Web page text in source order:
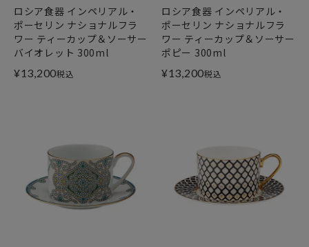
ロシア食器 インペリアル・
ポーセリン ナショナルフラ
ワー ティーカップ＆ソーサー
バイオレット 300ml
¥13,200税込
ロシア食器 インペリアル・
ポーセリン ナショナルフラ
ワー ティーカップ＆ソーサー
ポピー 300ml
¥13,200税込